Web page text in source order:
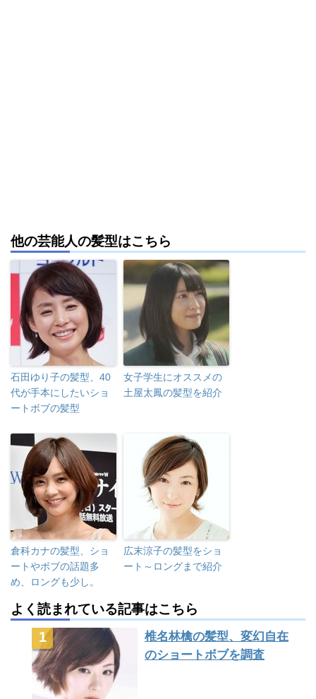
他の芸能人の髪型はこちら
石田ゆり子の髪型、40
代が手本にしたいショ
ートボブの髪型
女子学生にオススメの
土屋太鳳の髪型を紹介
倉科カナの髪型、ショ
ートやボブの話題多
め、ロングも少し。
広末涼子の髪型をショ
ート～ロングまで紹介
よく読まれている記事はこちら
椎名林檎の髪型、変幻自在
のショートボブを調査